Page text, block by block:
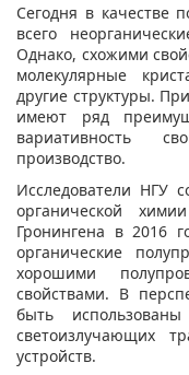
Сегодня в качестве
всего
Однако, схожими
молекулярные
другие структуры.
имеют ряд
вариативность
производство.
Исследователи НГУ
органической
Гронингена в 2016
органические
хорошими
свойствами. В
быть
светоизлучающих
устройств.